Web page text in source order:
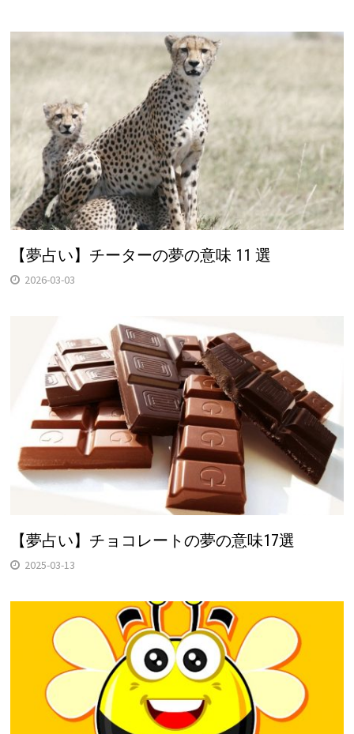
【夢占い】チーターの夢の意味 11 選
2026-03-03
【夢占い】チョコレートの夢の意味17選
2025-03-13